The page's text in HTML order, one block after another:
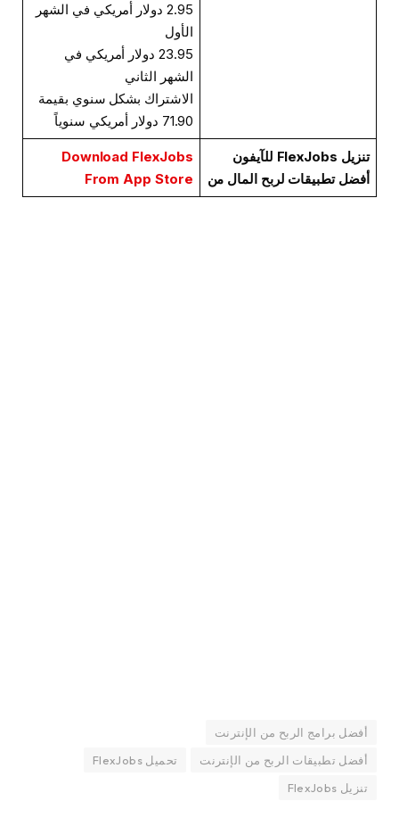
2.95 دولار أمريكي في الشهر
الأول
23.95 دولار أمريكي في
الشهر الثاني
الاشتراك بشكل سنوي بقيمة
71.90 دولار أمريكي سنوياً
تنزيل FlexJobs للآيفون
أفضل تطبيقات لربح المال من
Download FlexJobs
From App Store
أفضل برامج الربح من الإنترنت
أفضل تطبيقات الربح من الإنترنت
تحميل FlexJobs
تنزيل FlexJobs